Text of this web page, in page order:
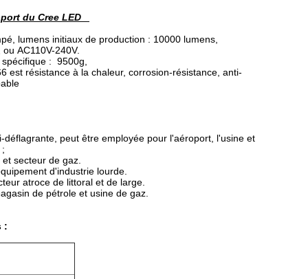
du Cree LED
lumens initiaux de production : 10000 lumens,
AC110V-240V.
: 9500g,
est résistance à la chaleur, corrosion-résistance, anti-
peut être employée pour l'aéroport, l'usine et
secteur de gaz.
d'industrie lourde.
atroce de littoral et de large.
de pétrole et usine de gaz.
: